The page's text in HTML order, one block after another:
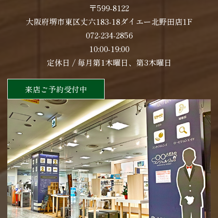
〒599-8122
大阪府堺市東区丈六183-18ダイエー北野田店1F
072-234-2856
10:00-19:00
定休日 / 毎月第1木曜日、第3木曜日
来店ご予約受付中